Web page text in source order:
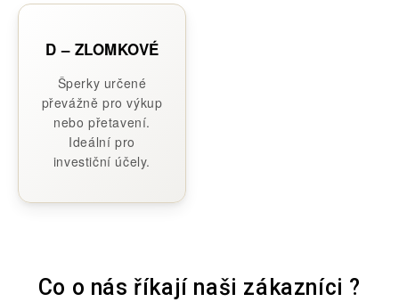
D – ZLOMKOVÉ
Šperky určené
převážně pro výkup
nebo přetavení.
Ideální pro
investiční účely.
Co o nás říkají naši zákazníci ?